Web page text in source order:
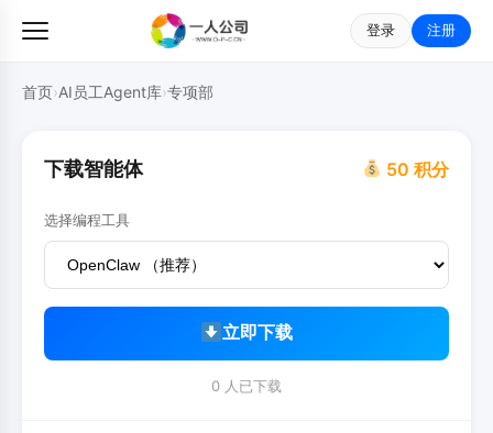
登录 注册
首页›AI员工Agent库›专项部
下载智能体 50 积分
选择编程工具
立即下载
0 人已下载